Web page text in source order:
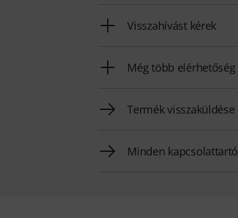
Visszahívást kérek
Még több elérhetőség
Termék visszaküldése
Minden kapcsolattartó